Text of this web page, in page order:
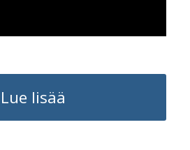
Lue lisää